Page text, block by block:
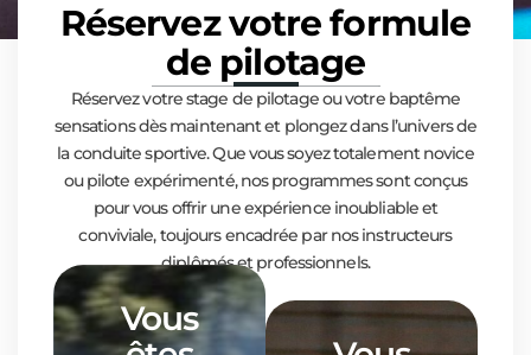
Réservez votre formule
de pilotage
Réservez votre stage de pilotage ou votre baptême
sensations dès maintenant et plongez dans l’univers de
la conduite sportive. Que vous soyez totalement novice
ou pilote expérimenté, nos programmes sont conçus
pour vous offrir une expérience inoubliable et
conviviale, toujours encadrée par nos instructeurs
diplômés et professionnels.
Vous